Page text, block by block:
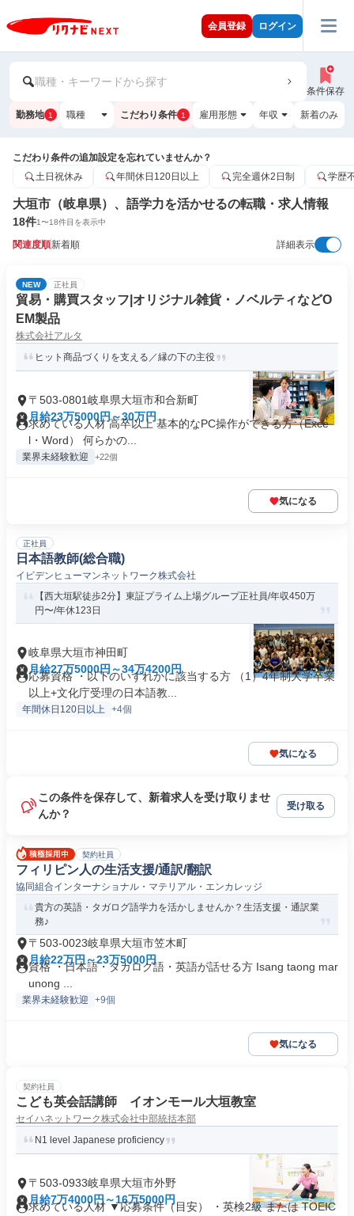
会員登録 ログイン
職種・キーワードから探す
条件保存
勤務地 1 職種 こだわり条件 1 雇用形態 年収 新着のみ
こだわり条件の追加設定を忘れていませんか？
土日祝休み
年間休日120日以上 完全週休2日制 学歴
大垣市（岐阜県）、語学力を活かせるの転職・求人情報
18件1〜18件目を表示中
関連度順新着順 詳細表示
NEW 正社員
貿易・購買スタッフ|オリジナル雑貨・ノベルティなどO
EM製品
株式会社アルタ
ヒット商品づくりを支える／縁の下の主役
〒503-0801岐阜県大垣市和合新町
月給23万5000円～30万円
求めている人材 高卒以上 基本的なPC操作ができる方（Exce
l・Word） 何らかの...
業界未経験歓迎 +22個
気になる
正社員
日本語教師(総合職)
イビデンヒューマンネットワーク株式会社
【西大垣駅徒歩2分】東証プライム上場グループ正社員/年収450万
円〜/年休123日
岐阜県大垣市神田町
月給27万5000円～34万4200円
応募資格 ・以下のいずれかに該当する方 （1）4年制大学卒業
以上+文化庁受理の日本語教...
年間休日120日以上 +4個
気になる
この条件を保存して、新着求人を受け取りませ
んか？
受け取る
契約社員
フィリピン人の生活支援/通訳/翻訳
協同組合インターナショナル・マテリアル・エンカレッジ
貴方の英語・タガログ語学力を活かしませんか？生活支援・通訳業
務♪
〒503-0023岐阜県大垣市笠木町
月給22万円～23万5000円
資格 ・日本語・タガログ語・英語が話せる方 Isang taong mar
unong ...
業界未経験歓迎 +9個
気になる
契約社員
こども英会話講師 イオンモール大垣教室
セイハネットワーク株式会社中部統括本部
N1 level Japanese proficiency
〒503-0933岐阜県大垣市外野
月給7万4000円～16万5000円
求めている人材 ▼応募条件（目安） ・英検2級 または TOEIC